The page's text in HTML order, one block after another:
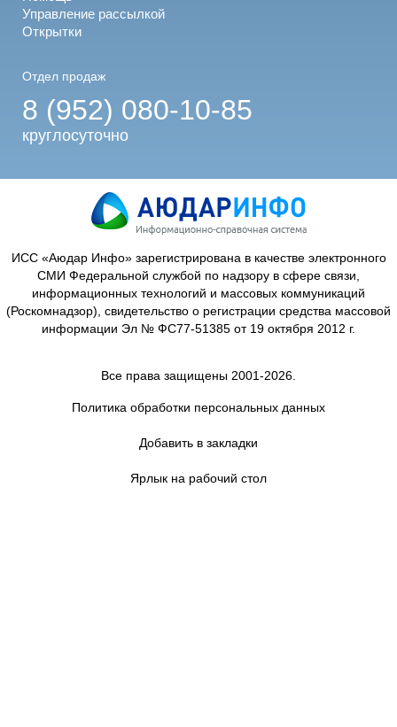
Управление рассылкой
Открытки
Отдел продаж
8 (952) 080-10-85
круглосуточно
ИСС «Аюдар Инфо» зарегистрирована в качестве электронного
СМИ Федеральной службой по надзору в сфере связи,
информационных технологий и массовых коммуникаций
(Роскомнадзор), свидетельство о регистрации средства массовой
информации Эл № ФС77-51385 от 19 октября 2012 г.
Все права защищены 2001-2026.
Политика обработки персональных данных
Добавить в закладки
Ярлык на рабочий стол